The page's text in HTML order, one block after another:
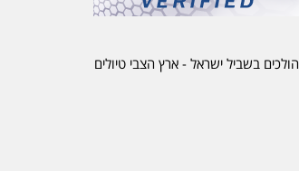
הולכים בשביל ישראל - ארץ הצבי טיולים